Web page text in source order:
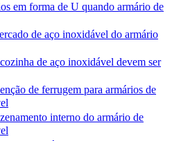
em forma de U quando armário de
de aço inoxidável do armário
de aço inoxidável devem ser
de ferrugem para armários de
interno do armário de